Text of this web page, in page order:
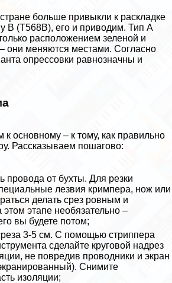
больше привыкли к раскладке
В (Т568В), его и приводим. Тип А
расположением зеленой и
они меняются местами. Согласно
опрессовки равнозначны и
к основному – к тому, как правильно
Рассказываем пошагово:
провода от бухты. Для резки
лезвия кримпера, нож или
делать срез ровным и
этапе необязательно –
вы будете потом;
3-5 см. С помощью стpиппepа
сделайте круговой надрез
не повредив проводники и экран
Снимите
изоляции;